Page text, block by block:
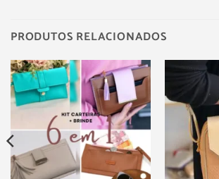
PRODUTOS RELACIONADOS